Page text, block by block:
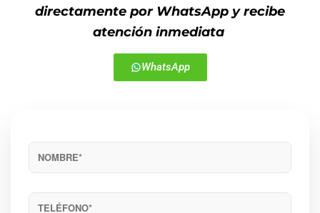
directamente por WhatsApp y recibe
atención inmediata
WhatsApp